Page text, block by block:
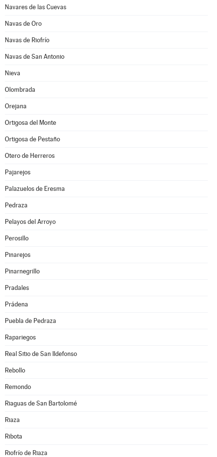
Navares de las Cuevas
Navas de Oro
Navas de Riofrío
Navas de San Antonio
Nieva
Olombrada
Orejana
Ortigosa del Monte
Ortigosa de Pestaño
Otero de Herreros
Pajarejos
Palazuelos de Eresma
Pedraza
Pelayos del Arroyo
Perosillo
Pinarejos
Pinarnegrillo
Pradales
Prádena
Puebla de Pedraza
Rapariegos
Real Sitio de San Ildefonso
Rebollo
Remondo
Riaguas de San Bartolomé
Riaza
Ribota
Riofrío de Riaza